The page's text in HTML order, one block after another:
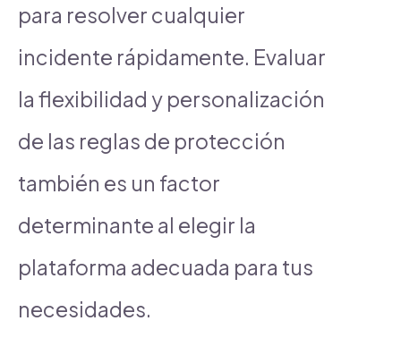
para resolver cualquier
incidente rápidamente. Evaluar
la flexibilidad y personalización
de las reglas de protección
también es un factor
determinante al elegir la
plataforma adecuada para tus
necesidades.